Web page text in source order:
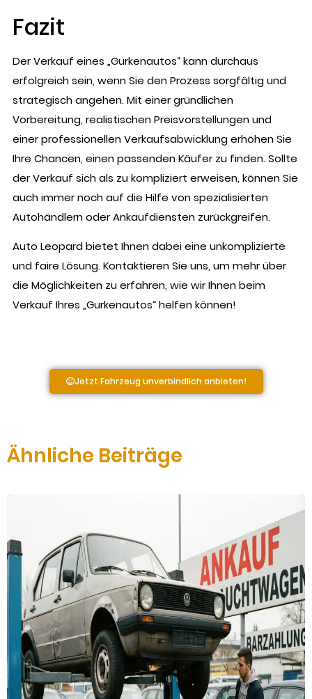
Fazit
Der Verkauf eines „Gurkenautos“ kann durchaus
erfolgreich sein, wenn Sie den Prozess sorgfältig und
strategisch angehen. Mit einer gründlichen
Vorbereitung, realistischen Preisvorstellungen und
einer professionellen Verkaufsabwicklung erhöhen Sie
Ihre Chancen, einen passenden Käufer zu finden. Sollte
der Verkauf sich als zu kompliziert erweisen, können Sie
auch immer noch auf die Hilfe von spezialisierten
Autohändlern oder Ankaufdiensten zurückgreifen.
Auto Leopard bietet Ihnen dabei eine unkomplizierte
und faire Lösung. Kontaktieren Sie uns, um mehr über
die Möglichkeiten zu erfahren, wie wir Ihnen beim
Verkauf Ihres „Gurkenautos“ helfen können!
Jetzt Fahrzeug unverbindlich anbieten!
Ähnliche Beiträge